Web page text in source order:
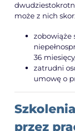
może z nich
zobowiąże
36
zatrudni
umowę o
przez